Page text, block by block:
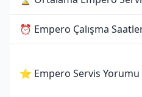
⏰ Empero Çalışma
⭐ Empero Servis Yorumu